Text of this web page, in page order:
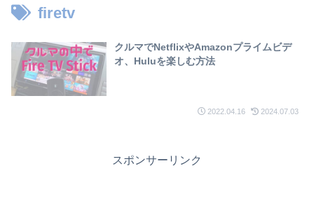
firetv
クルマでNetflixやAmazonプライムビデ
オ、Huluを楽しむ方法
2022.04.16 2024.07.03
スポンサーリンク